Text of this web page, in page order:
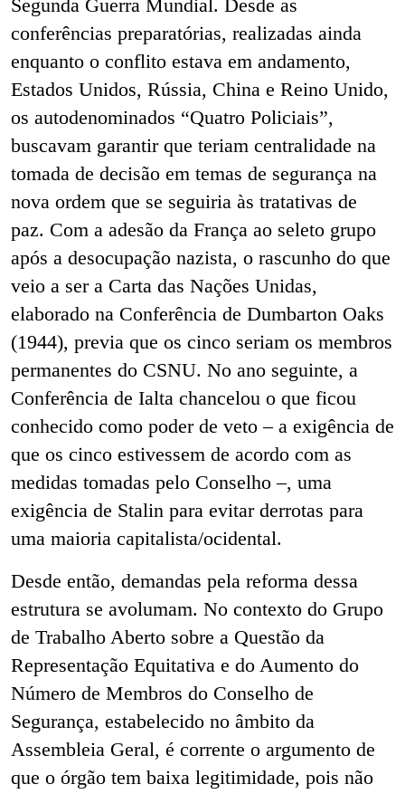
Segunda Guerra Mundial. Desde as
conferências preparatórias, realizadas ainda
enquanto o conflito estava em andamento,
Estados Unidos, Rússia, China e Reino Unido,
os autodenominados “Quatro Policiais”,
buscavam garantir que teriam centralidade na
tomada de decisão em temas de segurança na
nova ordem que se seguiria às tratativas de
paz. Com a adesão da França ao seleto grupo
após a desocupação nazista, o rascunho do que
veio a ser a Carta das Nações Unidas,
elaborado na Conferência de Dumbarton Oaks
(1944), previa que os cinco seriam os membros
permanentes do CSNU. No ano seguinte, a
Conferência de Ialta chancelou o que ficou
conhecido como poder de veto – a exigência de
que os cinco estivessem de acordo com as
medidas tomadas pelo Conselho –, uma
exigência de Stalin para evitar derrotas para
uma maioria capitalista/ocidental.
Desde então, demandas pela reforma dessa
estrutura se avolumam. No contexto do Grupo
de Trabalho Aberto sobre a Questão da
Representação Equitativa e do Aumento do
Número de Membros do Conselho de
Segurança, estabelecido no âmbito da
Assembleia Geral, é corrente o argumento de
que o órgão tem baixa legitimidade, pois não